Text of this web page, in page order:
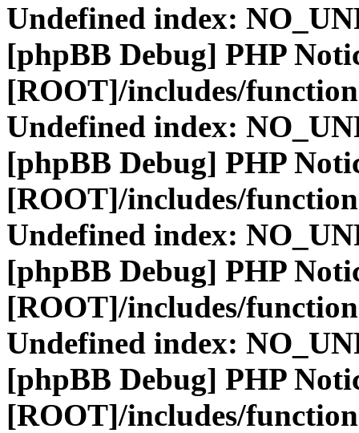
Undefined index:
[phpBB Debug] PHP
[ROOT]/includes/
Undefined index:
[phpBB Debug] PHP
[ROOT]/includes/
Undefined index:
[phpBB Debug] PHP
[ROOT]/includes/
Undefined index:
[phpBB Debug] PHP
[ROOT]/includes/